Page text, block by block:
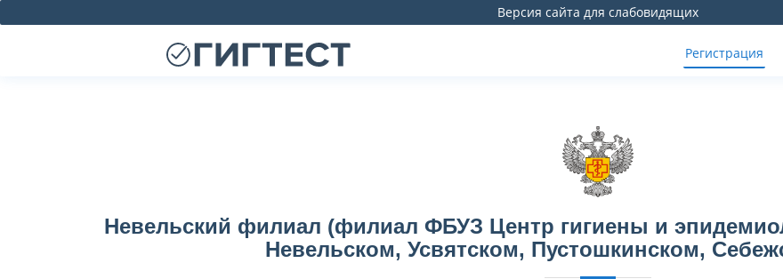
Версия сайта для слабовидящих
Регистрация
Невельский филиал (филиал ФБУЗ Центр гигиены и
Невельском, Усвятском, Пустошкинском,